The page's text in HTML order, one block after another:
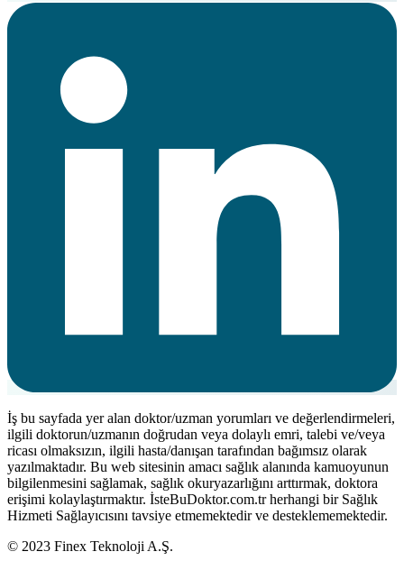
İş bu sayfada yer alan doktor/uzman yorumları ve değerlendirmeleri,
ilgili doktorun/uzmanın doğrudan veya dolaylı emri, talebi ve/veya
ricası olmaksızın, ilgili hasta/danışan tarafından bağımsız olarak
yazılmaktadır. Bu web sitesinin amacı sağlık alanında kamuoyunun
bilgilenmesini sağlamak, sağlık okuryazarlığını arttırmak, doktora
erişimi kolaylaştırmaktır. İsteBuDoktor.com.tr herhangi bir Sağlık
Hizmeti Sağlayıcısını tavsiye etmemektedir ve desteklememektedir.
© 2023 Finex Teknoloji A.Ş.